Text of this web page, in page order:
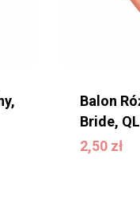
Balon
Bride,
2,50 zł
2,50